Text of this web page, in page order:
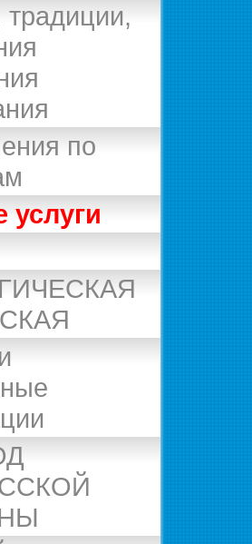
традиции,
по
услуги